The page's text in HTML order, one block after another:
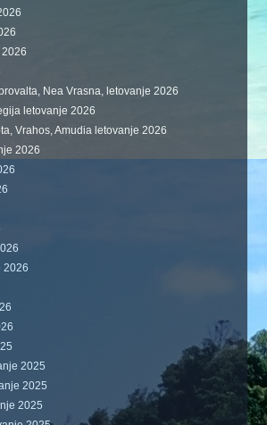
Nea Vrasna, letovanje 2026
letovanje 2026
Vrahos, Amudia letovanje 2026
2026
2026
2025
2025
2025